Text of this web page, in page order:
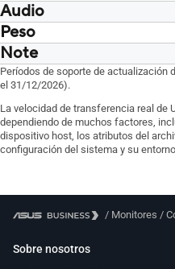
Audio
Speaker : Yes(2Wx2)
Peso
Net Weight : 6.8 kg (14.99 lbs)
Net Weight without Stand :
lbs)
Gross Weight : 9.0 kg (19.84
Note
*Box dimension is depending
size.
Períodos de soporte de actualización
el 31/12/2026).
La velocidad de transferencia real de
dependiendo de muchos factores,
dispositivo host, los atributos del
configuración del sistema y su
/ Monitores /
Sobre nosotros